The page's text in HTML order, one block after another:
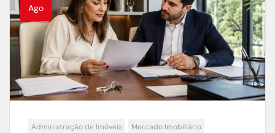
Ago
Administração de Imóveis Mercado Imobiliário